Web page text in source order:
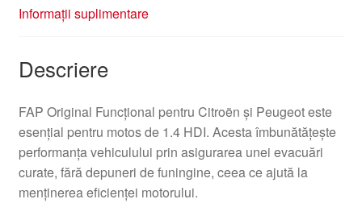
Informații suplimentare
Descriere
FAP Original Funcțional pentru Citroën și Peugeot este
esențial pentru motos de 1.4 HDI. Acesta îmbunătățește
performanța vehiculului prin asigurarea unei evacuări
curate, fără depuneri de funingine, ceea ce ajută la
menținerea eficienței motorului.